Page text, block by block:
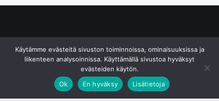
Käytämme evästeitä sivuston toiminnoissa, ominaisuuksissa ja
liikenteen analysoinnissa. Käyttämällä sivustoa hyväksyt
evästeiden käytön.
Ok
En hyväksy Lisätietoja